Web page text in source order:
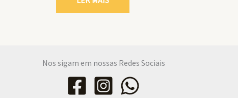
Nos sigam em nossas Redes Sociais